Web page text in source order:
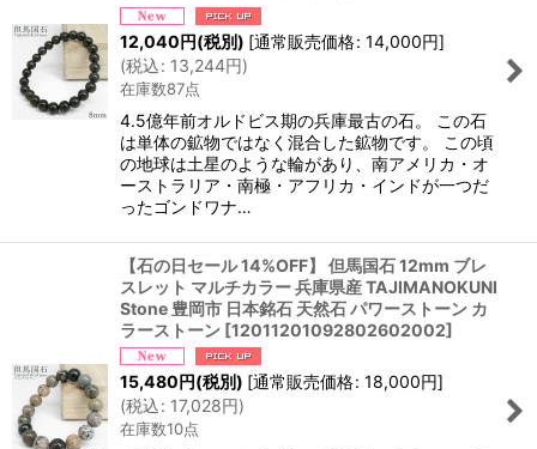
絞り込む
12,040円(税別) [通常販売価格: 14,000円]
(税込: 13,244円)
在庫数87点
4.5億年前オルドビス期の兵庫最古の石。 この石
は単体の鉱物ではなく混合した鉱物です。 この頃
の地球は土星のような輪があり、南アメリカ・オ
ーストラリア・南極・アフリカ・インドが一つだ
ったゴンドワナ…
【石の日セール 14%OFF】 但馬国石 12mm ブレ
スレット マルチカラー 兵庫県産 TAJIMANOKUNI
Stone 豊岡市 日本銘石 天然石 パワーストーン カ
ラーストーン [12011201092802602002]
15,480円(税別) [通常販売価格: 18,000円]
(税込: 17,028円)
在庫数10点